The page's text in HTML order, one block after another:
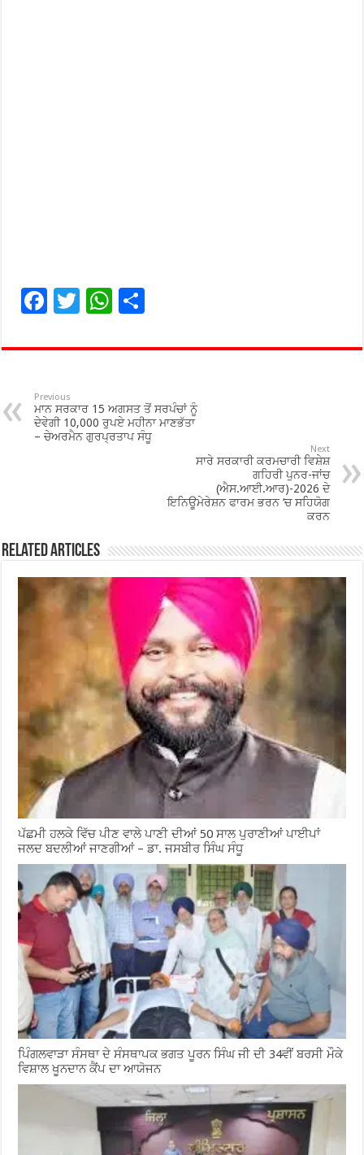
F
e
o
o
T
tt
W
at
p
p
ar
Previous
ਮਾਨ ਸਰਕਾਰ 15 ਅਗਸਤ ਤੋਂ ਸਰਪੰਚਾਂ ਨੂੰ
ਦੇਵੇਗੀ 10,000 ਰੁਪਏ ਮਹੀਨਾ ਮਾਣਭੱਤਾ
– ਚੇਅਰਮੈਨ ਗੁਰਪ੍ਰਤਾਪ ਸੰਧੂ
Next
ਸਾਰੇ ਸਰਕਾਰੀ ਕਰਮਚਾਰੀ ਵਿਸ਼ੇਸ਼
ਗਹਿਰੀ ਪੁਨਰ-ਜਾਂਚ
(ਐਸ.ਆਈ.ਆਰ)-2026 ਦੇ
ਇਨਿਊਮੇਰੇਸ਼ਨ ਫਾਰਮ ਭਰਨ ‘ਚ ਸਹਿਯੋਗ
ਕਰਨ
Related Articles
ਪੱਛਮੀ ਹਲਕੇ ਵਿੱਚ ਪੀਣ ਵਾਲੇ ਪਾਣੀ ਦੀਆਂ 50 ਸਾਲ ਪੁਰਾਣੀਆਂ ਪਾਈਪਾਂ
ਜਲਦ ਬਦਲੀਆਂ ਜਾਣਗੀਆਂ – ਡਾ. ਜਸਬੀਰ ਸਿੰਘ ਸੰਧੂ
ਪਿੰਗਲਵਾੜਾ ਸੰਸਥਾ ਦੇ ਸੰਸਥਾਪਕ ਭਗਤ ਪੂਰਨ ਸਿੰਘ ਜੀ ਦੀ 34ਵੀਂ ਬਰਸੀ ਮੌਕੇ
ਵਿਸ਼ਾਲ ਖੂਨਦਾਨ ਕੈਂਪ ਦਾ ਆਯੋਜਨ